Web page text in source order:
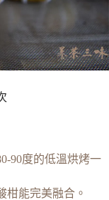
90度的低溫烘烤一
柑能完美融合。